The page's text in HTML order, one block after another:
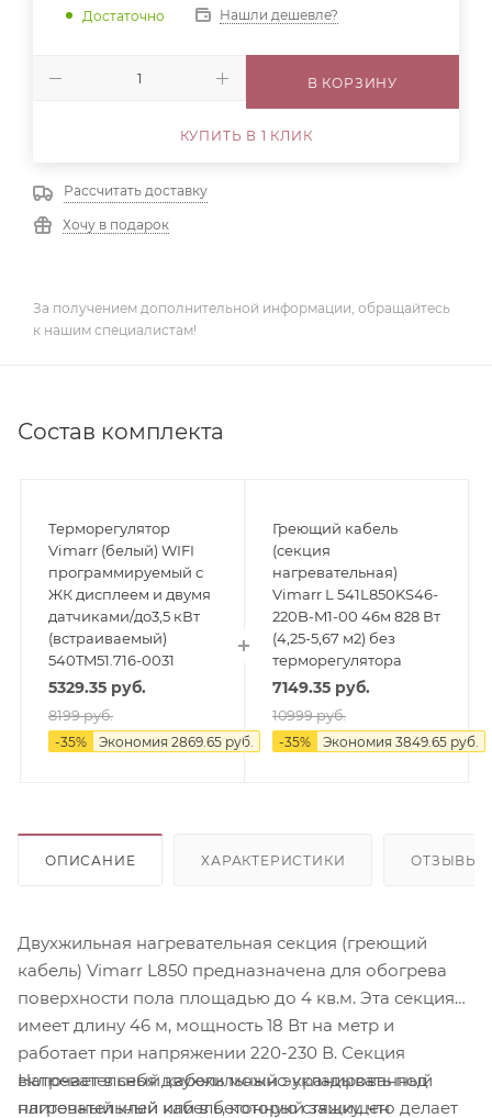
Достаточно
Нашли дешевле?
В КОРЗИНУ
КУПИТЬ В 1 КЛИК
Рассчитать доставку
Хочу в подарок
За получением дополнительной информации, обращайтесь
к нашим специалистам!
Состав комплекта
Терморегулятор
Vimarr (белый) WIFI
программируемый с
ЖК дисплеем и двумя
датчиками/до3,5 кВт
(встраиваемый)
540TM51.716-0031
5329.35руб.
8199руб.
-35% Экономия 2869.65руб.
Греющий кабель
(секция
нагревательная)
Vimarr L 541L850KS46-
220B-M1-00 46м 828 Вт
(4,25-5,67 м2) без
терморегулятора
7149.35 руб.
10999руб.
-35% Экономия 3849.65 руб.
ОПИСАНИЕ ХАРАКТЕРИСТИКИ ОТЗЫВЫ
Двухжильная нагревательная секция (греющий
кабель) Vimarr L850 предназначена для обогрева
поверхности пола площадью до 4 кв.м. Эта секция
имеет длину 46 м, мощность 18 Вт на метр и
работает при напряжении 220-230 В. Секция
включает в себя двухжильный экранированный
нагревательный кабель, который защищен
Нагревательный кабель можно укладывать под
плиточный клей или в бетонную стяжку, что делает